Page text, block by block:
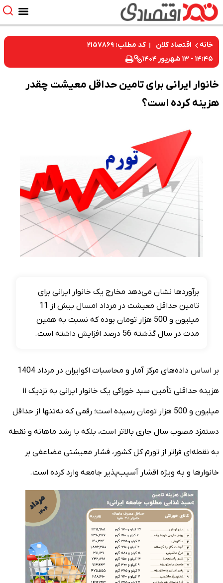
خانه اقتصاد کلان
کد مطلب: ۲۱۵۷۸۶۹
۱۴:۴۵ - ۱۳ شهریور ۱۴۰۴
خانوار ایرانی برای تامین حداقل معیشت چقدر
هزینه کرده است؟
برآوردها نشان می‌دهد مخارج یک خانوار ایرانی برای
تامین حداقل معیشت در مرداد امسال بیش از 11
میلیون و 500 هزار تومان بوده که نسبت به همین
مدت در سال گذشته 56 درصد افزایش داشته است.
بر اساس داده‌های مرکز آمار و محاسبات اکوایران در مرداد 1404
هزینه حداقلی تأمین سبد خوراکی یک خانوار ایرانی به نزدیک ۱۱
میلیون و 500 هزار تومان رسیده است؛ رقمی که نه‌تنها از حداقل
دستمزد مصوب سال جاری بالاتر است، بلکه با رشد ماهانه و نقطه
به نقطه‌ای فراتر از تورم کل کشور، فشار معیشتی مضاعفی بر
خانوارها و به ویژه اقشار آسیب‌پذیر جامعه وارد کرده است.